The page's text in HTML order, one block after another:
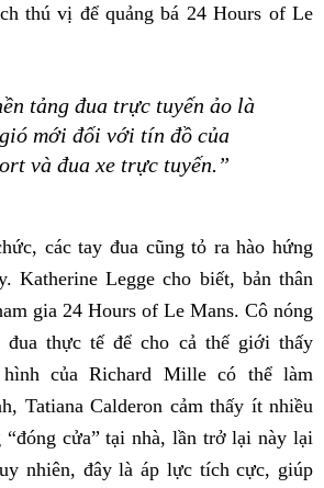
thú vị để quảng bá 24 Hours of Le
tảng đua trực tuyến ảo là
mới đối với tín đồ của
và đua xe trực tuyến.”
các tay đua cũng tỏ ra hào hứng
Katherine Legge cho biết, bản thân
gia 24 Hours of Le Mans. Cô nóng
thực tế để cho cả thế giới thấy
của Richard Mille có thể làm
Tatiana Calderon cảm thấy ít nhiều
“đóng cửa” tại nhà, lần trở lại này lại
nhiên, đây là áp lực tích cực, giúp